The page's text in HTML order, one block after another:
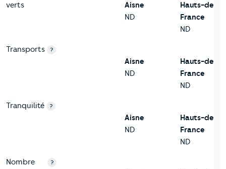
verts
Aisne
ND
Hauts-de-
France
ND
Transports ?
Aisne
ND
Hauts-de-
France
ND
Tranquilité ?
Aisne
ND
Hauts-de-
France
ND
Nombre
?